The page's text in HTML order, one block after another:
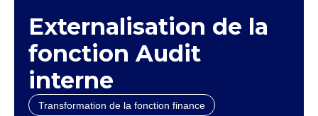
Externalisation de la
fonction Audit
interne
Transformation de la fonction finance